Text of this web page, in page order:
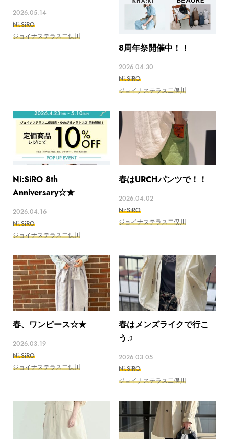
2026.05.14
Ni:SiRO
ジョイナステラス二俣川
8周年祭開催中！！
2026.04.30
Ni:SiRO
ジョイナステラス二俣川
Ni:SiRO 8th
Anniversary☆★
2026.04.16
Ni:SiRO
ジョイナステラス二俣川
春はURCHパンツで！！
2026.04.02
Ni:SiRO
ジョイナステラス二俣川
春、ワンピース ☆★
2026.03.19
Ni:SiRO
ジョイナステラス二俣川
春はメンズライクで行こ
う♫
2026.03.05
Ni:SiRO
ジョイナステラス二俣川